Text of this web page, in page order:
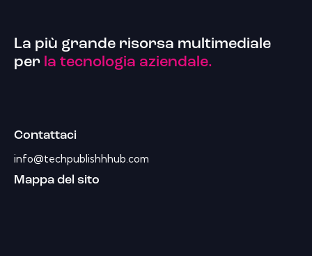
La più grande risorsa multimediale
per la tecnologia aziendale.
Contattaci
info@techpublishhhub.com
Mappa del sito